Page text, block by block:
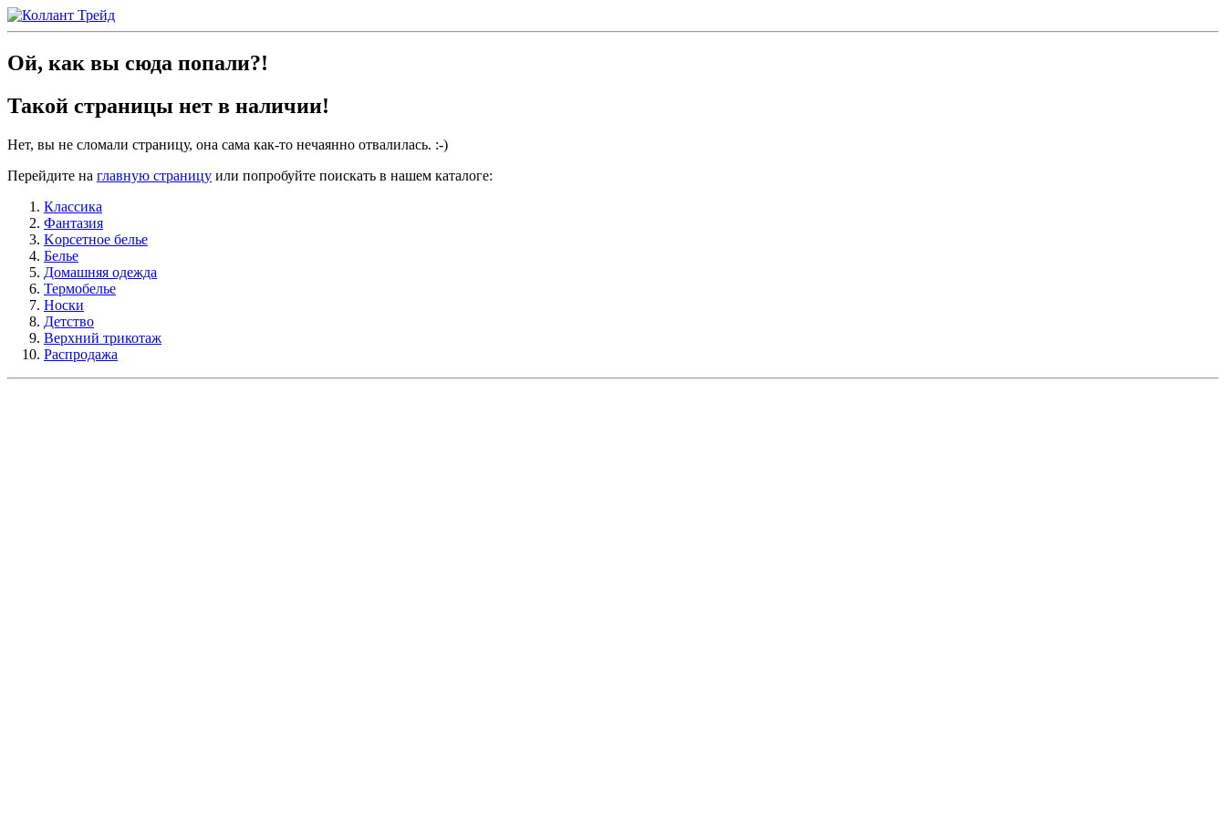
Ой, как вы сюда попали?!
Такой страницы нет в наличии!
Нет, вы не сломали страницу, она сама как-то нечаянно отвалилась. :-)
Перейдите на главную страницу или попробуйте поискать в нашем каталоге:
Классика
Фантазия
Kорсетное белье
Белье
Домашняя одежда
Термобелье
Носки
Детство
Верхний трикотаж
Распродажа